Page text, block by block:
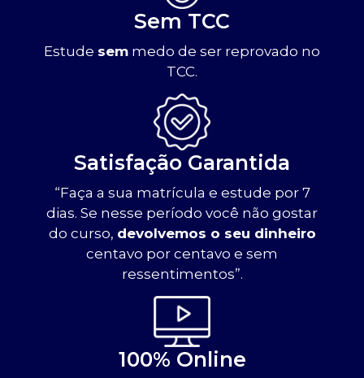
Sem TCC
Estude sem medo de ser reprovado no
TCC.
Satisfação Garantida
“Faça a sua matrícula e estude por 7
dias. Se nesse período você não gostar
do curso, devolvemos o seu dinheiro
centavo por centavo e sem
ressentimentos”.
100% Online